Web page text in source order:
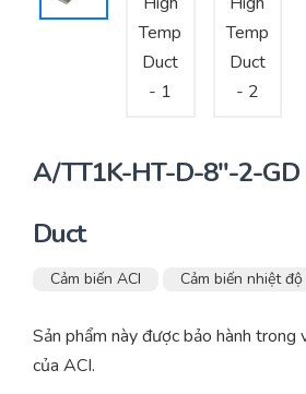
A/TT1K-HT-D-8″-2-
Duct
Cảm biến ACI Cảm biến nhiệt độ
Sản phẩm này được bảo hành trong
của ACI.